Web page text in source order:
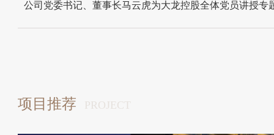
公司党委书记、董事长马云虎为大龙控股全体党员讲授专
项目推荐 PROJECT